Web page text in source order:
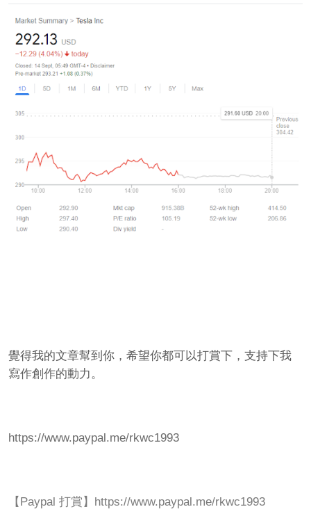
覺得我的文章幫到你，希望你都可以打賞下，支持下我
寫作創作的動力。
https://www.paypal.me/rkwc1993
【Paypal 打賞】https://www.paypal.me/rkwc1993